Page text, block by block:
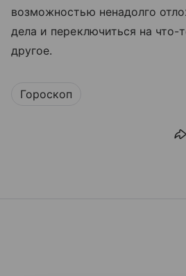
возможностью ненадолго
дела и переключиться на что-
другое.
Гороскоп